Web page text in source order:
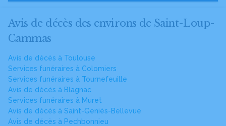
Avis de décès des environs de Saint-Loup-
Cammas
Avis de décès à Toulouse
Services funéraires à Colomiers
Services funéraires à Tournefeuille
Avis de décès à Blagnac
Services funéraires à Muret
Avis de décès à Saint-Geniès-Bellevue
Avis de décès à Pechbonnieu